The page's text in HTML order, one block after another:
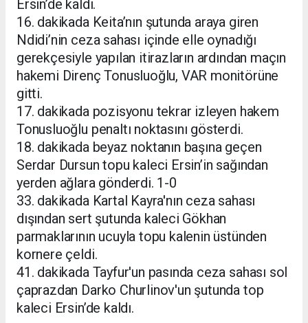
Ersin’de kaldı.
16. dakikada Keita’nın şutunda araya giren
Ndidi’nin ceza sahası içinde elle oynadığı
gerekçesiyle yapılan itirazların ardından maçın
hakemi Direnç Tonusluoğlu, VAR monitörüne
gitti.
17. dakikada pozisyonu tekrar izleyen hakem
Tonusluoğlu penaltı noktasını gösterdi.
18. dakikada beyaz noktanın başına geçen
Serdar Dursun topu kaleci Ersin’in sağından
yerden ağlara gönderdi. 1-0
33. dakikada Kartal Kayra'nın ceza sahası
dışından sert şutunda kaleci Gökhan
parmaklarının ucuyla topu kalenin üstünden
kornere çeldi.
41. dakikada Tayfur'un pasında ceza sahası sol
çaprazdan Darko Churlinov'un şutunda top
kaleci Ersin’de kaldı.